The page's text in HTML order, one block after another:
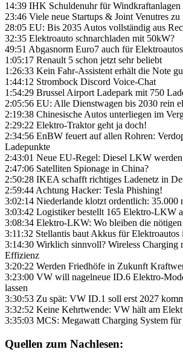
14:39 IHK Schuldenuhr für Windkraftanlagen
23:46 Viele neue Startups & Joint Venutres
28:05 EU: Bis 2035 Autos vollständig aus
32:35 Elektroauto schnarchladen mit 50kW?
49:51 Abgasnorm Euro7 auch für
1:05:17 Renault 5 schon jetzt sehr beliebt
1:26:33 Kein Fahr-Assistent erhält die Note
1:44:12 Strombock Discord Voice-Chat
1:54:29 Brussel Airport Ladepark mit 750
2:05:56 EU: Alle Dienstwagen bis 2030 rein
2:19:38 Chinesische Autos unterliegen im
2:29:22 Elektro-Traktor geht ja doch!
2:34:56 EnBW feuert auf allen Rohren:
Ladepunkte
2:43:01 Neue EU-Regel: Diesel LKW
2:47:06 Satelliten Spionage in China?
2:50:28 IKEA schafft richtiges Ladenetz in
2:59:44 Achtung Hacker: Tesla Phishing!
3:02:14 Niederlande klotzt ordentlich: 35.000
3:03:42 Logistiker bestellt 165 Elektro-LKW
3:08:34 Elektro-LKW: Wo bleiben die nötigen
3:11:32 Stellantis baut Akkus für
3:14:30 Wirklich sinnvoll? Wireless Charging
Effizienz
3:20:22 Werden Friedhöfe in Zukunft
3:23:00 VW will nagelneue ID.6 Elektro-
lassen
3:30:53 Zu spät: VW ID.1 soll erst 2027
3:32:52 Keine Kehrtwende: VW hält am
3:35:03 MCS: Megawatt Charging System
Quellen zum Nachlesen: